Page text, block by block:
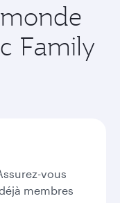
Family
vous
membres